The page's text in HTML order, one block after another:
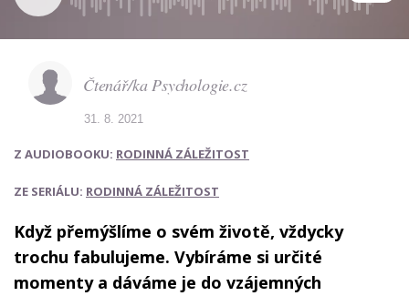
Z AUDIOBOOKU: RODINNÁ ZÁLEŽITOST
ZE SERIÁLU: RODINNÁ ZÁLEŽITOST
Když přemýšlíme o svém životě, vždycky
trochu fabulujeme. Vybíráme si určité
momenty a dáváme je do vzájemných
Čtenář/ka Psychologie.cz
31. 8. 2021